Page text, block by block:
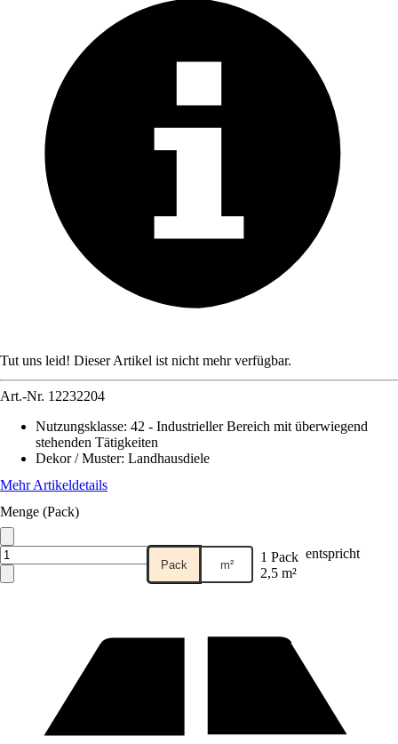
Tut uns leid! Dieser Artikel ist nicht mehr verfügbar.
Art.-Nr. 12232204
Nutzungsklasse: 42 - Industrieller Bereich mit überwiegend
stehenden Tätigkeiten
Dekor / Muster: Landhausdiele
Mehr Artikeldetails
Menge (Pack)
Pack m² 1 Pack entspricht
2,5 m²